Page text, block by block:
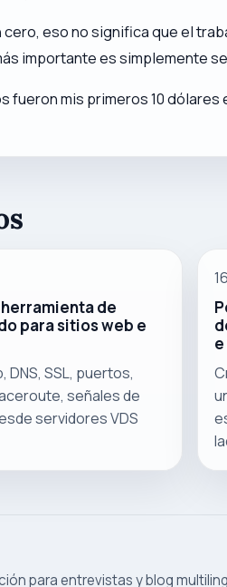
cero, eso no significa que el
importante es simplemente
fueron mis primeros 10
de
para sitios web e
SSL, puertos,
señales de
servidores VDS
para entrevistas y blog